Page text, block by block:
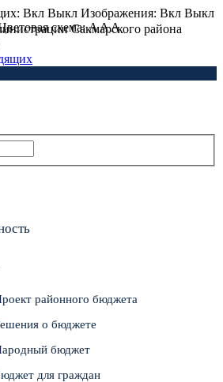
Вкл Выкл Изображения: Вкл Выкл
схема:AAA
Сакмарского района
районного бюджета
о бюджете
бюджет
для граждан